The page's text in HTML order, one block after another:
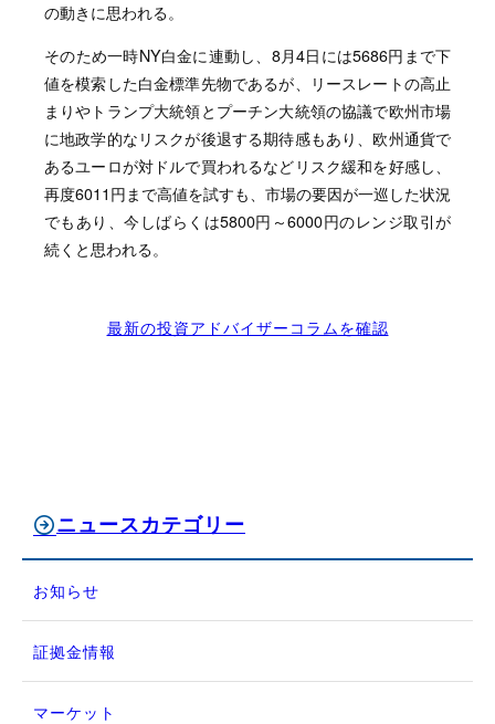
の動きに思われる。
そのため一時NY白金に連動し、8月4日には5686円まで下
値を模索した白金標準先物であるが、リースレートの高止
まりやトランプ大統領とプーチン大統領の協議で欧州市場
に地政学的なリスクが後退する期待感もあり、欧州通貨で
あるユーロが対ドルで買われるなどリスク緩和を好感し、
再度6011円まで高値を試すも、市場の要因が一巡した状況
でもあり、今しばらくは5800円～6000円のレンジ取引が
続くと思われる。
最新の投資アドバイザーコラムを確認
ニュースカテゴリー
お知らせ
証拠金情報
マーケット